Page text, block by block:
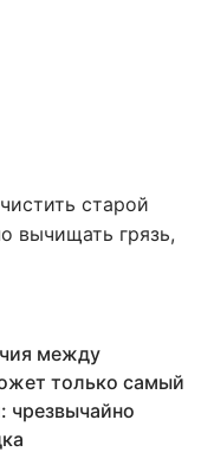
старой
вычищать грязь,
между
только самый
чрезвычайно